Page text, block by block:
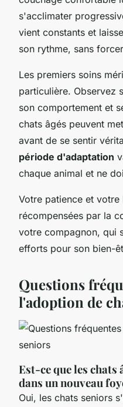
s'acclimater
vient constants et
son rythme, sans
Les premiers soins
particulière. Observez
son comportement et
chats âgés peuvent
avant de se sentir
période d'adaptation
chaque animal et ne
Votre patience et
récompensées par la
votre compagnon, qui
efforts pour son bien-
Questions
l'adoption de
Est-ce que les chats
dans un nouveau
Oui, les chats seniors